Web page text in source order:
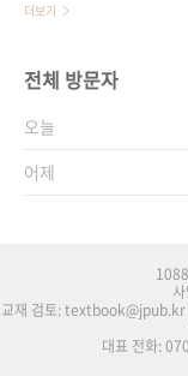
더보기
전체 방문자
오늘
어제
교재 검토:
대표 전화: